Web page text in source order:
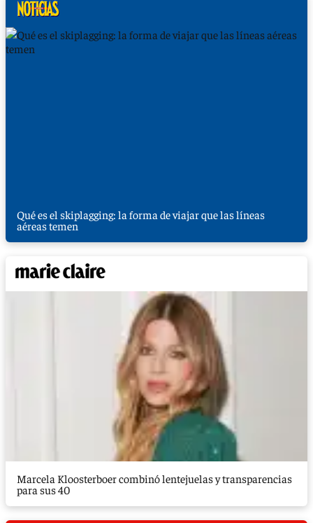
Qué es el skiplagging: la forma de viajar que las líneas
aéreas temen
Marcela Kloosterboer combinó lentejuelas y transparencias
para sus 40